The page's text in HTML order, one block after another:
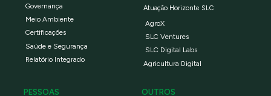
Governança
Meio Ambiente
Certificações
Saúde e Segurança
Relatório Integrado
Atuação Horizonte SLC
AgroX
SLC Ventures
SLC Digital Labs
Agricultura Digital
PESSOAS OUTROS